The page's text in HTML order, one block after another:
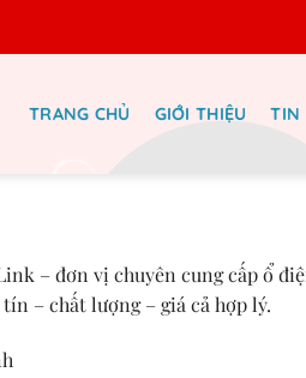
TRANG CHỦ GIỚI THIỆU TIN
– đơn vị chuyên cung cấp ổ
– chất lượng – giá cả hợp lý.